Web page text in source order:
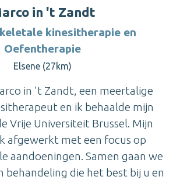
in 't Zandt
kinesitherapie en
Oefentherapie
Elsene (27km)
in 't Zandt, een meertalige
en ik behaalde mijn
Vrije Universiteit Brussel. Mijn
afgewerkt met een focus op
aandoeningen. Samen gaan we
behandeling die het best bij u en